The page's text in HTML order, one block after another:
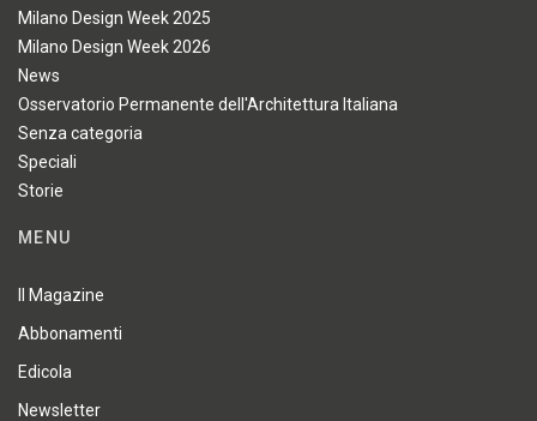
Milano Design Week 2025
Milano Design Week 2026
News
Osservatorio Permanente dell'Architettura Italiana
Senza categoria
Speciali
Storie
MENU
Il Magazine
Abbonamenti
Edicola
Newsletter